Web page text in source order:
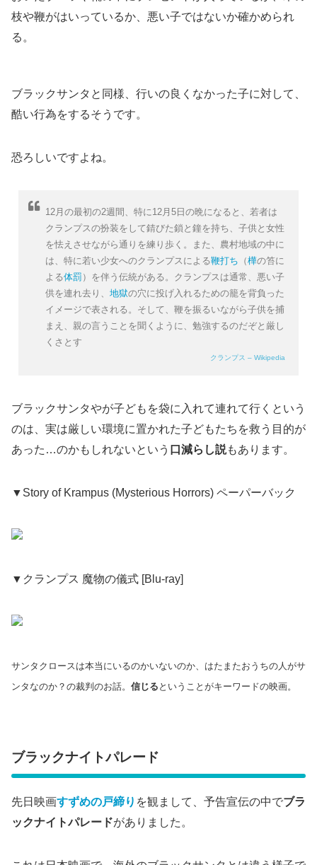
枝や鞭がはいっているか、悪い子ではないか確かめられ
る。
ブラックサンタと同様、行いの良くなかった子に対して、
酷い行為をするそうです。
恐ろしいですよね。
12月の最初の2週間、特に12月5日の晩になると、若者は
クランプスの扮装をして錆びた鎖と鐘を持ち、子供と女性
を怯えさせながら通りを練り歩く。また、農村地域の中に
は、特に若い少女へのクランプスによる鞭打ち （樺の笞に
よる体罰 ）を伴う伝統がある。クランプスは通常、悪い子
供を連れ去り、地獄の穴に投げ入れるための籠を背負った
イメージで表される。そして、鞭を振るいながら子供を捕
まえ、親の言うことを聞くように、勉強するのだぞと厳し
くさとす
クランプス – Wikipedia
ブラックサンタやが子どもを袋に入れて連れて行くという
のは、実は厳しい環境に置かれた子どもたちを救う目的が
あった…のかもしれないという 口減らし説もあります。
▼Story of Krampus (Mysterious Horrors) ペーパーバック
▼クランプス 魔物の儀式 [Blu-ray]
サンタクロースは本当にいるのかいないのか、はたまたおうちの人がサ
ンタなのか？の裁判のお話。 信じる ということがキーワードの映画。
ブラックナイトパレード
先日映画すずめの戸締り を観まして、予告宣伝の中でブラ
ックナイトパレードがありました。